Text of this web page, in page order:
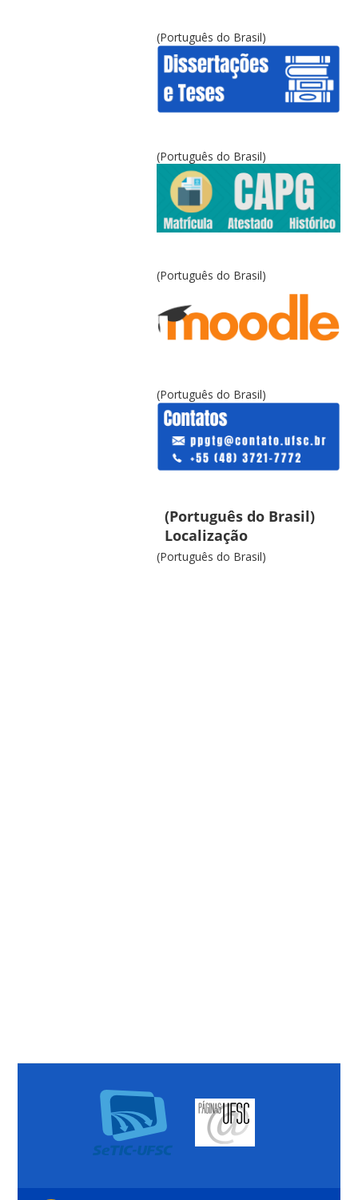
(Português do Brasil)
(Português do Brasil)
(Português do Brasil)
(Português do Brasil)
(Português do Brasil)
Localização
(Português do Brasil)